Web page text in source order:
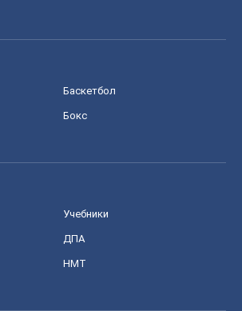
Баскетбол
Бокс
Учебники
ДПА
НМТ